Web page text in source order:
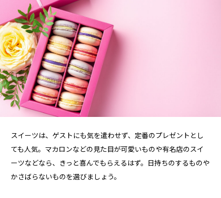
スイーツは、ゲストにも気を遣わせず、定番のプレゼントとし
ても人気。マカロンなどの見た目が可愛いものや有名店のスイ
ーツなどなら、きっと喜んでもらえるはず。日持ちのするものや
かさばらないものを選びましょう。